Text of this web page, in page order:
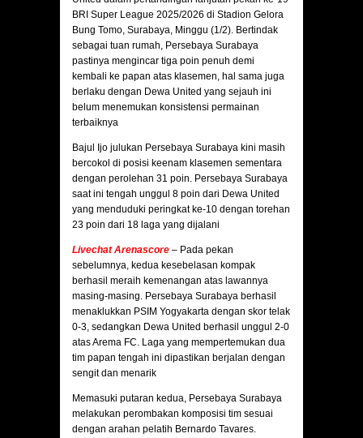
BRI Super League 2025/2026 di Stadion Gelora
Bung Tomo, Surabaya, Minggu (1/2). Bertindak
sebagai tuan rumah, Persebaya Surabaya
pastinya mengincar tiga poin penuh demi
kembali ke papan atas klasemen, hal sama juga
berlaku dengan Dewa United yang sejauh ini
belum menemukan konsistensi permainan
terbaiknya
Bajul Ijo julukan Persebaya Surabaya kini masih
bercokol di posisi keenam klasemen sementara
dengan perolehan 31 poin. Persebaya Surabaya
saat ini tengah unggul 8 poin dari Dewa United
yang menduduki peringkat ke-10 dengan torehan
23 poin dari 18 laga yang dijalani
Livechat Arenascore – Pada pekan
sebelumnya, kedua kesebelasan kompak
berhasil meraih kemenangan atas lawannya
masing-masing. Persebaya Surabaya berhasil
menaklukkan PSIM Yogyakarta dengan skor telak
0-3, sedangkan Dewa United berhasil unggul 2-0
atas Arema FC. Laga yang mempertemukan dua
tim papan tengah ini dipastikan berjalan dengan
sengit dan menarik
Memasuki putaran kedua, Persebaya Surabaya
melakukan perombakan komposisi tim sesuai
dengan arahan pelatih Bernardo Tavares.